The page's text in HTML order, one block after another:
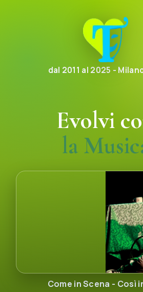
dal 2011 al 2025 -
Evolvi
la
Come in Scena - Così